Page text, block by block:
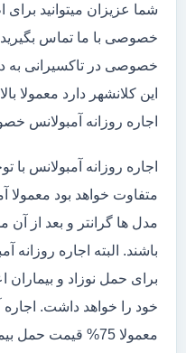
شما عزیزان میتوانید برای
خصوصی با ما تماس
خصوصی در تاکسیرانی به
این کلانشهر دارد معمولا
اجاره روزانه آمبولانس
اجاره روزانه آمبولانس با
باشند. البته اجاره
برای حمل نوزاد و
خود را خواهد داشت.
معمولا 75% قیمت